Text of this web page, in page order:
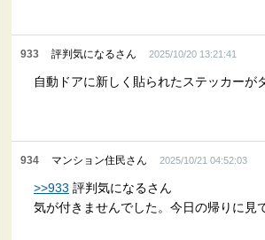
933 評判気になるさん 2025/10/20 13:21:41
自動ドアに新しく貼られたステッカーが
934 マンション住民さん 2025/10/21 04:52:03
>>933 評判気になるさん
気が付きませんでした。今日の帰りに見